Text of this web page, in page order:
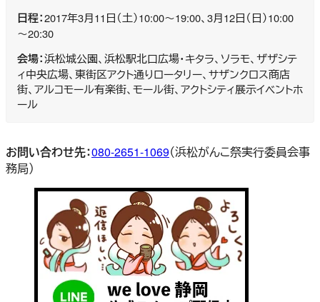
日程：2017年3月11日（土）10:00～19:00、3月12日（日）10:00
～20:30
会場：浜松城公園、浜松駅北口広場・キタラ、ソラモ、ザザシテ
ィ中央広場、東街区アクト通りロータリー、サザンクロス商店
街、アルコモール有楽街、モール街、アクトシティ展示イベントホ
ール
お問い合わせ先：080-2651-1069（浜松がんこ祭実行委員会事
務局）